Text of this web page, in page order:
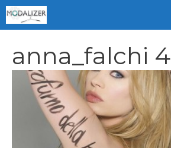
Vai
al
anna_falchi 4